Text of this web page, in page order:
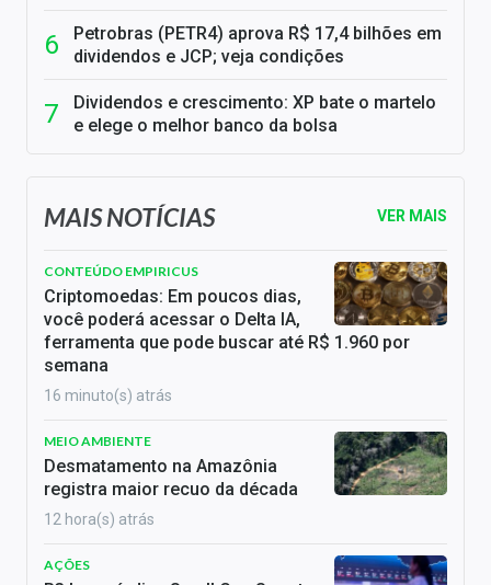
Petrobras (PETR4) aprova R$ 17,4 bilhões em
dividendos e JCP; veja condições
Dividendos e crescimento: XP bate o martelo
e elege o melhor banco da bolsa
MAIS NOTÍCIAS VER MAIS
CONTEÚDO EMPIRICUS
Criptomoedas: Em poucos dias,
você poderá acessar o Delta IA,
ferramenta que pode buscar até R$ 1.960 por
semana
16 minuto(s) atrás
MEIO AMBIENTE
Desmatamento na Amazônia
registra maior recuo da década
12 hora(s) atrás
AÇÕES